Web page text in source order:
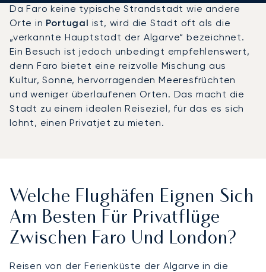
Da Faro keine typische Strandstadt wie andere
Orte in Portugal ist, wird die Stadt oft als die
„verkannte Hauptstadt der Algarve“ bezeichnet.
Ein Besuch ist jedoch unbedingt empfehlenswert,
denn Faro bietet eine reizvolle Mischung aus
Kultur, Sonne, hervorragenden Meeresfrüchten
und weniger überlaufenen Orten. Das macht die
Stadt zu einem idealen Reiseziel, für das es sich
lohnt, einen Privatjet zu mieten.
Welche Flughäfen Eignen Sich
Am Besten Für Privatflüge
Zwischen Faro Und London?
Reisen von der Ferienküste der Algarve in die